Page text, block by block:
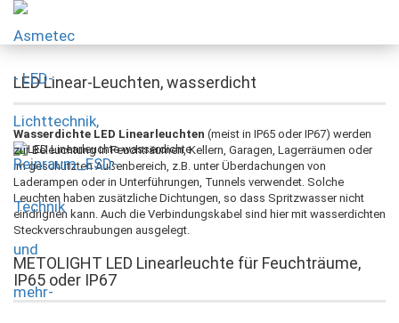
LED Linear-Leuchten, wasserdicht
Wasserdichte LED Linearleuchten (meist in IP65 oder IP67) werden
zur Beleuchtung in Feuchträumen, Kellern, Garagen, Lagerräumen oder
im geschützten Außenbereich, z.B. unter Überdachungen von
Laderampen oder in Unterführungen, Tunnels verwendet. Solche
Leuchten haben zusätzliche Dichtungen, so dass Spritzwasser nicht
eindrignen kann. Auch die Verbindungskabel sind hier mit wasserdichten
Steckverschraubungen ausgelegt.
METOLIGHT LED Linearleuchte für Feuchträume,
IP65 oder IP67